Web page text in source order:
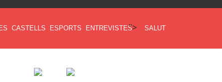
CASTELLS ESPORTS ENTREVISTES"> SALUT